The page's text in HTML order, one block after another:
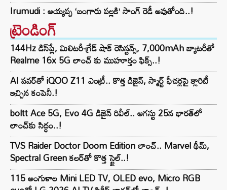
Irumudi : అయ్యప్ప ‘బంగారు పల్లకి’ సాంగ్ రెడీ అవుతోంది..!
ట్రెండింగ్‌
144Hz డిస్‌ప్లే, మిలిటరీ-గ్రేడ్ షాక్ రెసిస్టన్స్, 7,000mAh బ్యాటరీతో
Realme 16x 5G లాంచ్ కు ముహూర్తం ఫిక్స్..!
AI పవర్‌తో iQOO Z11 ఎంట్రీ.. కొత్త డిజైన్, స్మార్ట్ ఫీచర్లపై క్లారిటీ
ఇచ్చిన కంపెనీ.!
boltt Ace 5G, Evo 4G డిజైన్ రివీల్.. ఆగస్టు 25న భారత్‌లో
లాంచ్‌కు సిద్ధం..!
TVS Raider Doctor Doom Edition లాంచ్.. Marvel థీమ్,
Spectral Green కలర్‌తో కొత్త స్టైల్..!
115 అంగుళాల Mini LED TV, OLED evo, Micro RGB